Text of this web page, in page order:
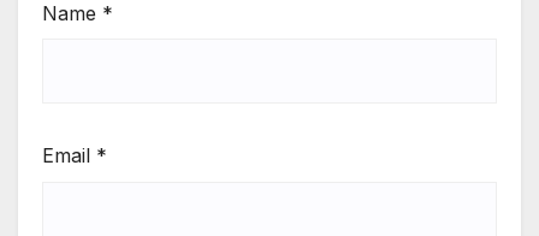
Name *
Email *